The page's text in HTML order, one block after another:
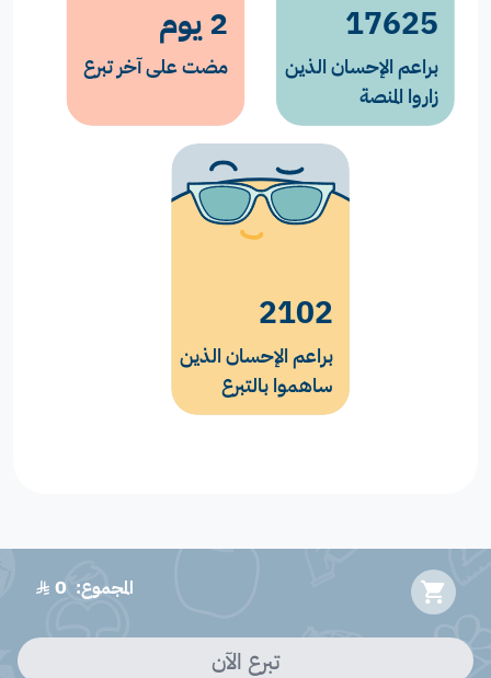
17625
براعم الإحسان الذين
زاروا المنصة
2 يوم
مضت على آخر تبرع
2102
براعم الإحسان الذين
ساهموا بالتبرع
المجموع: 0 ﷼
تبرع الآن